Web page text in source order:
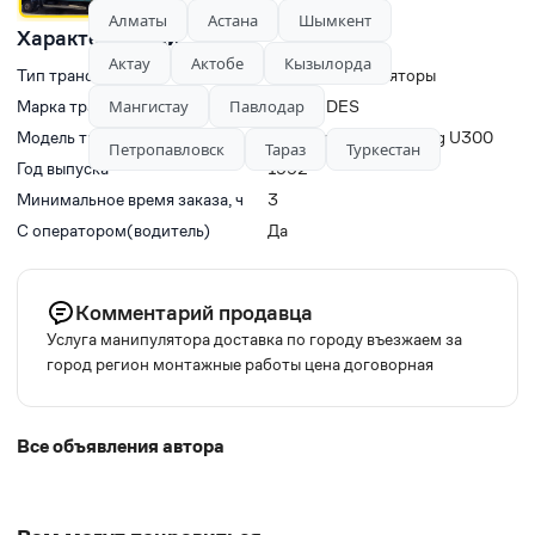
Характеристики
Тип транспорта
Краны-манипуляторы
Марка транспорта
MERCEDES
Модель транспорта
Mercedes-Benz Unimog U300
Год выпуска
1992
Минимальное время заказа, ч
3
С оператором(водитель)
Да
Комментарий продавца
Услуга манипулятора доставка по городу въезжаем за
город регион монтажные работы цена договорная
Все объявления автора
Алматы Астана
Шымкент
Актау
Актобе
Кызылорда
Мангистау
Павлодар
Петропавловск
Тараз Туркестан